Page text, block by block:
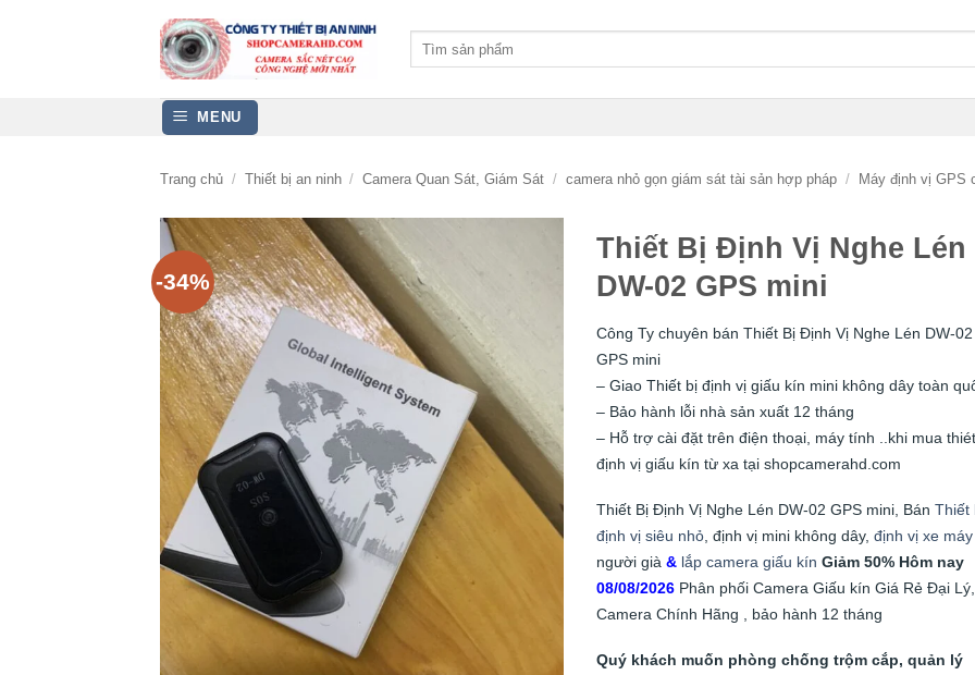
MENU
Trang chủ / Thiết bị an ninh / Camera Quan Sát, Giám Sát / camera nhỏ gọn giám sát tài sản hợp pháp / Máy định vị GPS
-34%
Thiết Bị Định Vị Nghe Lén
DW-02 GPS mini
Công Ty chuyên bán Thiết Bị Định Vị Nghe Lén DW-02
GPS mini
– Giao Thiết bị định vị giấu kín mini không dây toàn
– Bảo hành lỗi nhà sản xuất 12 tháng
– Hỗ trợ cài đặt trên điện thoại, máy tính ..khi mua
định vị giấu kín từ xa tại shopcamerahd.com
Thiết Bị Định Vị Nghe Lén DW-02 GPS mini, Bán Thiết
định vị siêu nhỏ, định vị mini không dây, định vị xe máy
người già & lắp camera giấu kín Giảm 50% Hôm nay
08/08/2026 Phân phối Camera Giấu kín Giá Rẻ Đại Lý,
Camera Chính Hãng , bảo hành 12 tháng
Quý khách muốn phòng chống trộm cắp, quản lý